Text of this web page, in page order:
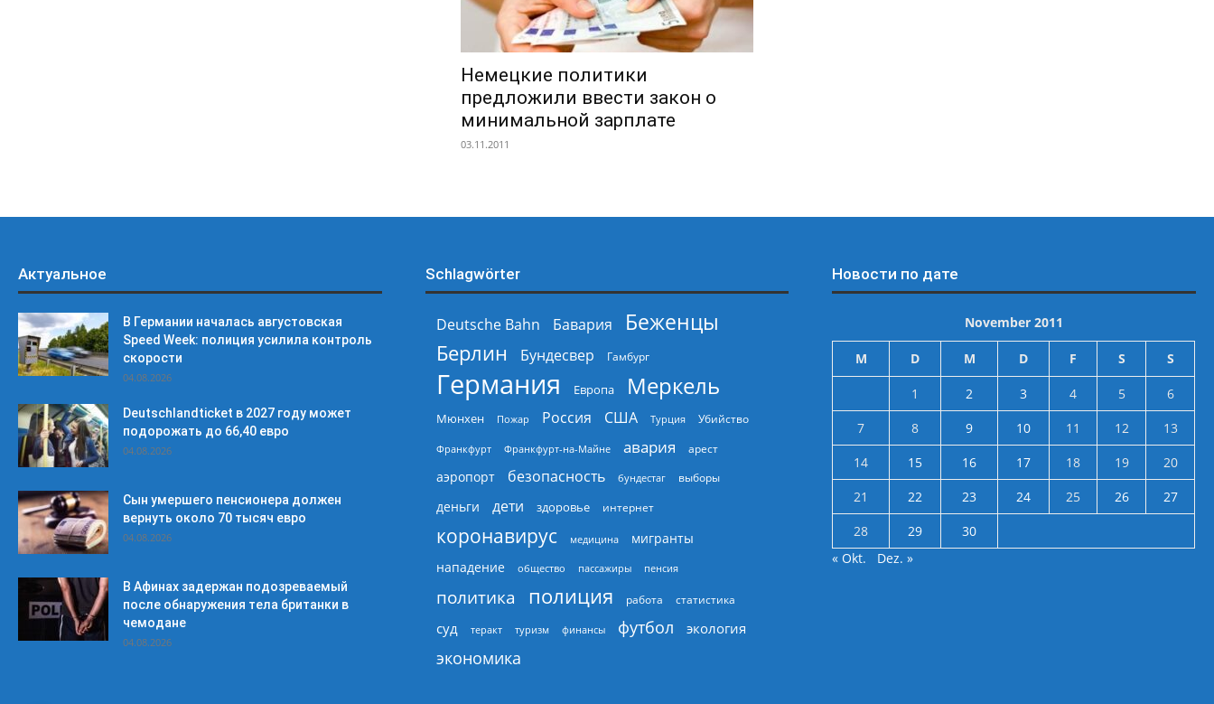
Немецкие политики
предложили ввести закон о
минимальной зарплате
03.11.2011
Актуальное
В Германии началась августовская
Speed Week: полиция усилила контроль
скорости
04.08.2026
Deutschlandticket в 2027 году может
подорожать до 66,40 евро
04.08.2026
Сын умершего пенсионера должен
вернуть около 70 тысяч евро
04.08.2026
В Афинах задержан подозреваемый
после обнаружения тела британки в
чемодане
04.08.2026
Schlagwörter
Deutsche Bahn Бавария
Беженцы
Берлин
Бундесвер Гамбург
Германия Европа Меркель
Мюнхен Пожар Россия США Турция Убийство
Франкфурт Франкфурт-на-Майне авария арест
аэропорт безопасность бундестаг выборы
деньги дети здоровье интернет
коронавирус медицина
мигранты
нападение
общество пассажиры пенсия
политика полиция работа статистика
суд теракт туризм финансы футбол экология
экономика
Новости по дате
November 2011
M D M D F S S
1 2 3 4 5
6
7
8 9 10 11 12
13
14
15 16 17 18 19
20
21
22 23 24 25 26
27
28
29
30
« Okt.
Dez. »